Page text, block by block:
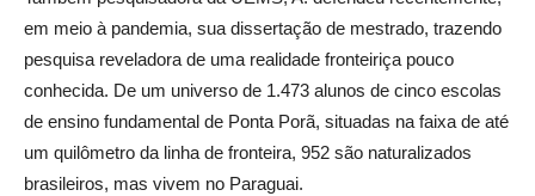
em meio à pandemia, sua dissertação de mestrado, trazendo
pesquisa reveladora de uma realidade fronteiriça pouco
conhecida. De um universo de 1.473 alunos de cinco escolas
de ensino fundamental de Ponta Porã, situadas na faixa de até
um quilômetro da linha de fronteira, 952 são naturalizados
brasileiros, mas vivem no Paraguai.